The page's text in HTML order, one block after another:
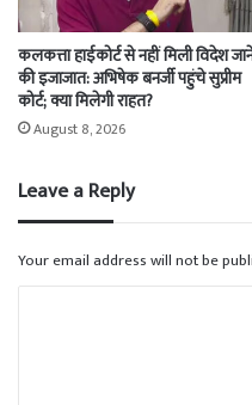
कलकत्ता हाईकोर्ट से नहीं मिली विदेश
की इजाजात: अभिषेक बनर्जी पहुंचे सुप्रीम
कोर्ट; क्या मिलेगी राहत?
August 8, 2026
Leave a Reply
Your email address will not be